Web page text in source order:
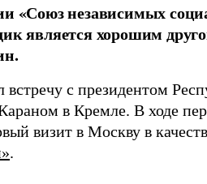
«Союз независимых
является хорошим
с президентом
в Кремле. В ходе
визит в Москву в
.